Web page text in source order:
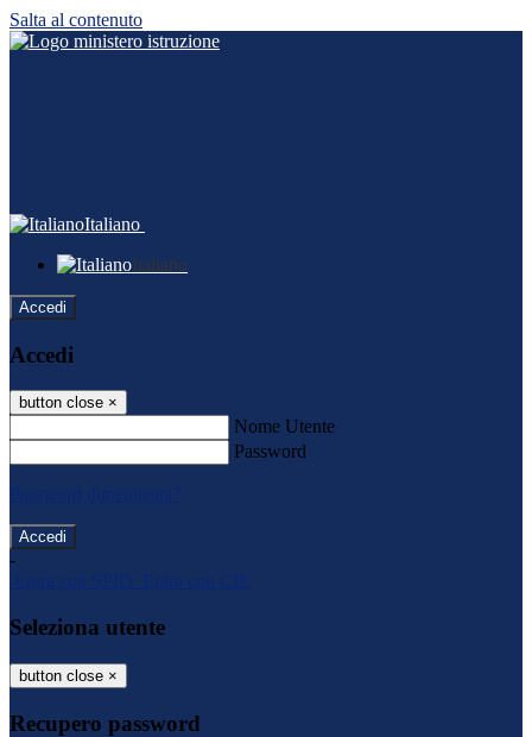
Salta al contenuto
Italiano
Italiano
Accedi
Accedi
button close ×
Nome Utente
Password
Password dimenticata?
-
Entra con SPID
Entra con CIE
Seleziona utente
button close ×
Recupero password